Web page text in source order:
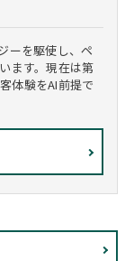
ーを駆使し、ペ
ます。現在は第
体験をAI前提で